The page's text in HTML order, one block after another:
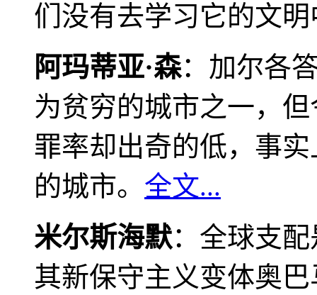
们没有去学习它的文
阿玛蒂亚·森：加尔各
为贫穷的城市之一，
罪率却出奇的低，事
的城市。 全文...
米尔斯海默：全球支
其新保守主义变体奥